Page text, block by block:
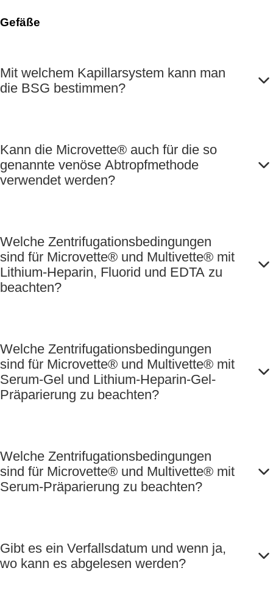
Gefäße
Mit welchem Kapillarsystem kann man
die BSG bestimmen?
Kann die Microvette® auch für die so
genannte venöse Abtropfmethode
verwendet werden?
Welche Zentrifugationsbedingungen
sind für Microvette® und Multivette® mit
Lithium-Heparin, Fluorid und EDTA zu
beachten?
Welche Zentrifugationsbedingungen
sind für Microvette® und Multivette® mit
Serum-Gel und Lithium-Heparin-Gel-
Präparierung zu beachten?
Welche Zentrifugationsbedingungen
sind für Microvette® und Multivette® mit
Serum-Präparierung zu beachten?
Gibt es ein Verfallsdatum und wenn ja,
wo kann es abgelesen werden?